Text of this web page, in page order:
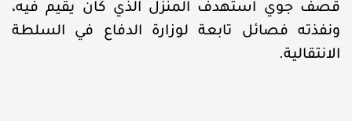
قصف جوي استهدف المنزل الذي كان يقيم فيه،
ونفذته فصائل تابعة لوزارة الدفاع في السلطة
الانتقالية.